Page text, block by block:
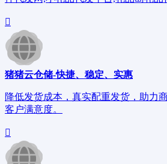
猪猪云仓储-快捷、稳定、实惠
降低发货成本，真实配重发货，助力
客户满意度。